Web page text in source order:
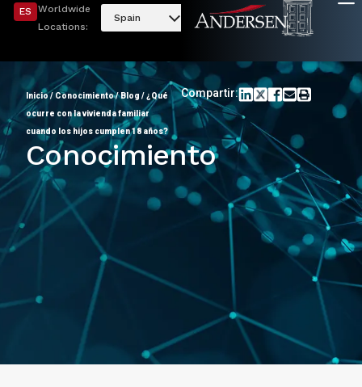
ES
Worldwide
Locations:
Spain
Inicio/ Conocimiento/Blog /¿Qué
ocurre con la vivienda familiar
cuando los hijos cumplen 18 años?
Compartir:
Conocimiento